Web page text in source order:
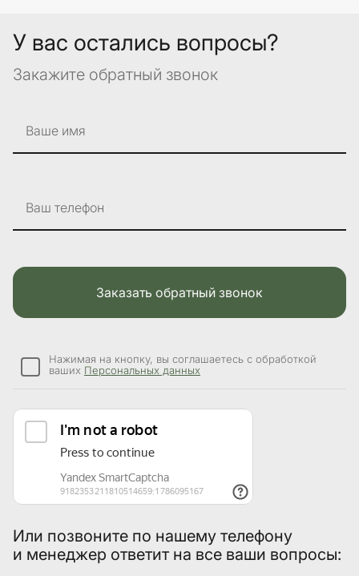
У вас остались вопросы?
Закажите обратный звонок
Или позвоните по нашему телефону
и менеджер ответит на все ваши вопросы:
Ваше имя
Ваш телефон
Заказать обратный звонок
Нажимая на кнопку, вы соглашаетесь с обработкой
ваших Персональных данных